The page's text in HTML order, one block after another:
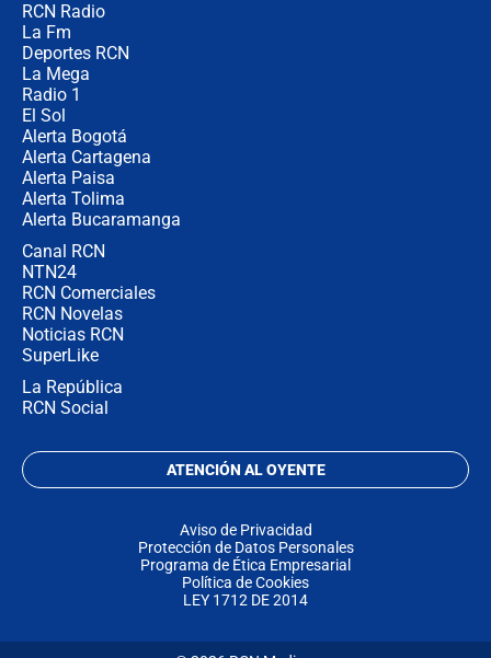
RCN Radio
La Fm
Deportes RCN
La Mega
Radio 1
El Sol
Alerta Bogotá
Alerta Cartagena
Alerta Paisa
Alerta Tolima
Alerta Bucaramanga
Canal RCN
NTN24
RCN Comerciales
RCN Novelas
Noticias RCN
SuperLike
La República
RCN Social
ATENCIÓN AL OYENTE
Aviso de Privacidad
Protección de Datos Personales
Programa de Ética Empresarial
Política de Cookies
LEY 1712 DE 2014